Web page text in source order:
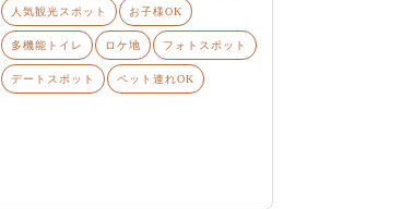
人気観光スポット お子様OK
多機能トイレ ロケ地 フォトスポット
デートスポット ペット連れOK